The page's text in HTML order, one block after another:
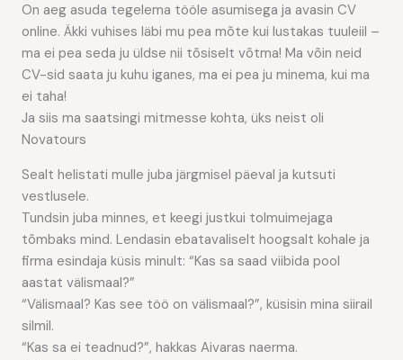
On aeg asuda tegelema tööle asumisega ja avasin CV
online. Äkki vuhises läbi mu pea mõte kui lustakas tuuleiil –
ma ei pea seda ju üldse nii tõsiselt võtma! Ma võin neid
CV-sid saata ju kuhu iganes, ma ei pea ju minema, kui ma
ei taha!
Ja siis ma saatsingi mitmesse kohta, üks neist oli
Novatours
Sealt helistati mulle juba järgmisel päeval ja kutsuti
vestlusele.
Tundsin juba minnes, et keegi justkui tolmuimejaga
tõmbaks mind. Lendasin ebatavaliselt hoogsalt kohale ja
firma esindaja küsis minult: “Kas sa saad viibida pool
aastat välismaal?”
“Välismaal? Kas see töö on välismaal?”, küsisin mina siirail
silmil.
“Kas sa ei teadnud?”, hakkas Aivaras naerma.